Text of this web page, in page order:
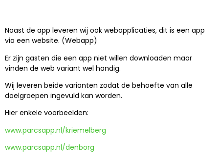
Naast de app leveren wij ook webapplicaties, dit is een app
via een website. (Webapp)
Er zijn gasten die een app niet willen downloaden maar
vinden de web variant wel handig.
Wij leveren beide varianten zodat de behoefte van alle
doelgroepen ingevuld kan worden.
Hier enkele voorbeelden:
www.parcsapp.nl/kriemelberg
www.parcsapp.nl/denborg